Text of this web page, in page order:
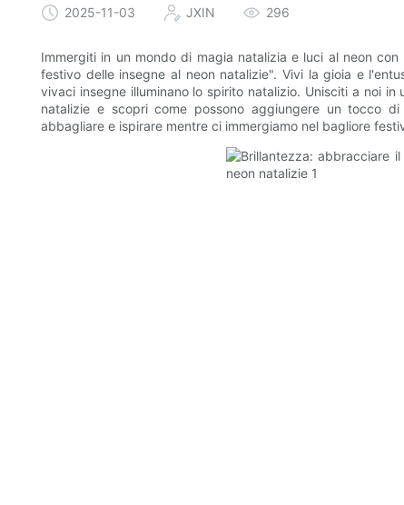
2025-11-03 JXIN 296
Immergiti in un mondo di magia natalizia e luci al neon
festivo delle insegne al neon natalizie". Vivi la gioia e
vivaci insegne illuminano lo spirito natalizio. Unisciti a noi
natalizie e scopri come possono aggiungere un tocco
abbagliare e ispirare mentre ci immergiamo nel bagliore